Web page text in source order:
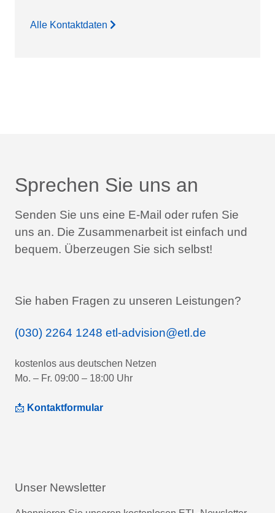
Alle Kontaktdaten
Sprechen Sie uns an
Senden Sie uns eine E-Mail oder rufen Sie
uns an. Die Zusammenarbeit ist einfach und
bequem. Überzeugen Sie sich selbst!
Sie haben Fragen zu unseren Leistungen?
(030) 2264 1248 etl-advision@etl.de
kostenlos aus deutschen Netzen
Mo. – Fr. 09:00 – 18:00 Uhr
📩 Kontaktformular
Unser Newsletter